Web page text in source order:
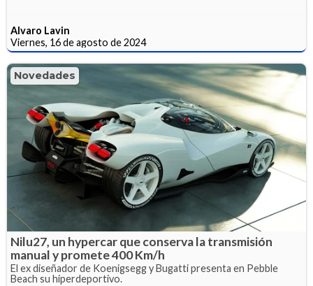
Alvaro Lavin
Viernes, 16 de agosto de 2024
Novedades
Nilu27, un hypercar que conserva la transmisión
manual y promete 400 Km/h
El ex diseñador de Koenigsegg y Bugatti presenta en Pebble
Beach su hiperdeportivo.